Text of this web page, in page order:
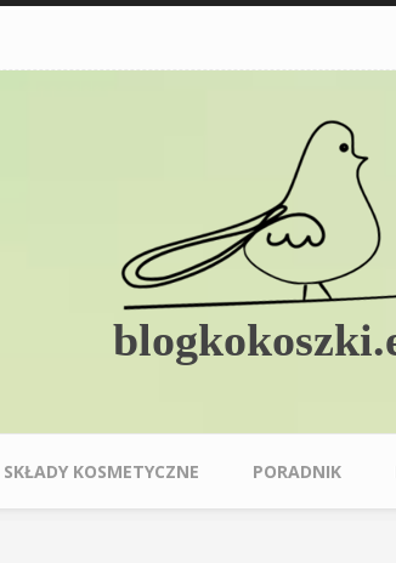
SKŁADY KOSMETYCZNE PORADNIK